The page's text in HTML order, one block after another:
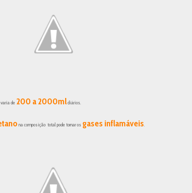
de 200 a 2000mldiários.
na composição total pode tornar os gases inflamáveis.